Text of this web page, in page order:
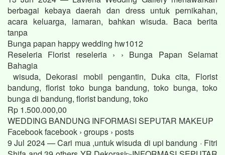
berbagai kebaya daerah dan dress untuk pernikahan,
acara keluarga, lamaran, bahkan wisuda. Baca berita
tanpa
Bunga papan happy wedding hw1012
Reseleria Florist reseleria › › Bunga Papan Selamat
Bahagia
wisuda, Dekorasi mobil pengantin, Duka cita, Florist
bandung, florist toko bunga bandung, toko bunga, toko
bunga di bandung, florist bandung, toko
Rp 1.500.000,00
WEDDING BANDUNG INFORMASI SEPUTAR MAKEUP
Facebook facebook › groups › posts
9 Jul 2024 — Cari mua ,untuk wisuda di upi bandung · Fitri